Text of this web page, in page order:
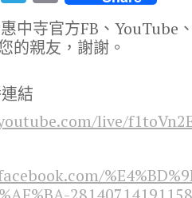
el
e
a
m
o
p
n
中寺官方FB、YouTube
的親友，謝謝。
結
live/